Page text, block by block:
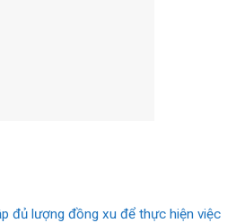
đủ lượng đồng xu để thực hiện việc